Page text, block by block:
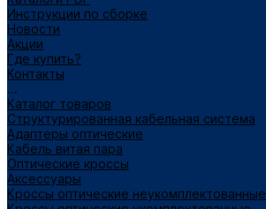
Инструкции по сборке
Новости
Акции
Где купить?
Контакты
...
Каталог товаров
Структурированная кабельная система
Адаптеры оптические
Кабель витая пара
Оптические кроссы
Аксессуары
Кроссы оптические неукомплектованные